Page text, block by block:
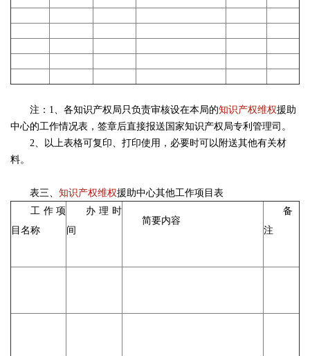
注：1、各知识产权局只负责审核设在本局的知识产权维权援助
中心的工作情况表，签章后直接报送国家知识产权局专利管理司。
2、以上表格可复印、打印使用，必要时可以附送其他有关材
料。
表三、 知识产权维权援助中心其他工作项目表
工作项
目名称
办理时
间
简要内容
备
注